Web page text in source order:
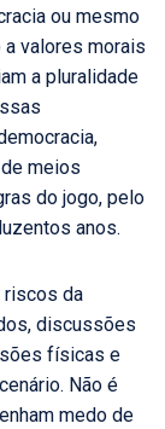
ou mesmo
a valores morais
a pluralidade
meios
do jogo, pelo
anos.
riscos da
discussões
físicas e
Não é
medo de